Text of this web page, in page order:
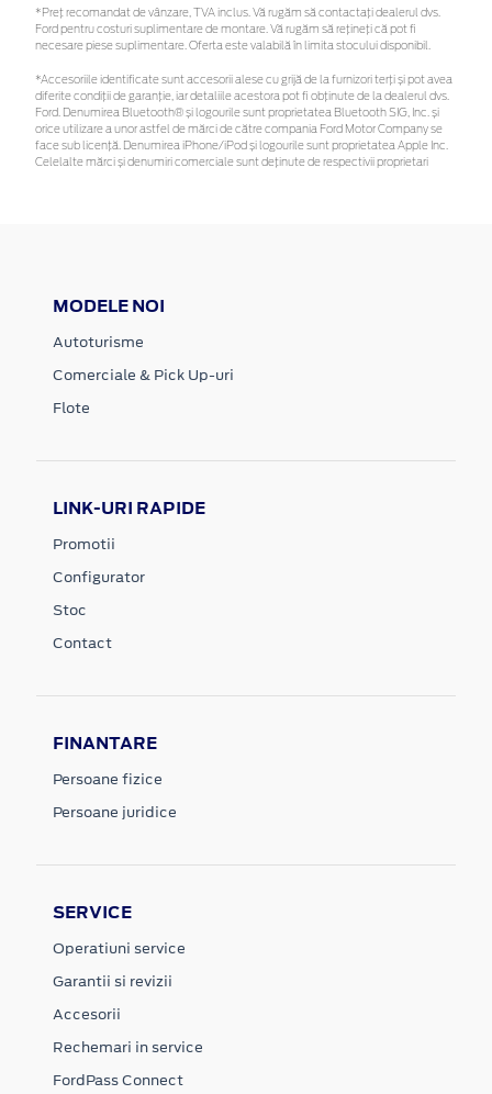
*Preţ recomandat de vânzare, TVA inclus. Vă rugăm să contactaţi dealerul dvs.
Ford pentru costuri suplimentare de montare. Vă rugăm să rețineți că pot fi
necesare piese suplimentare. Oferta este valabilă în limita stocului disponibil.
*Accesoriile identificate sunt accesorii alese cu grijă de la furnizori terți și pot avea
diferite condiții de garanție, iar detaliile acestora pot fi obținute de la dealerul dvs.
Ford. Denumirea Bluetooth® și logourile sunt proprietatea Bluetooth SIG, Inc. și
orice utilizare a unor astfel de mărci de către compania Ford Motor Company se
face sub licență. Denumirea iPhone/iPod și logourile sunt proprietatea Apple Inc.
Celelalte mărci și denumiri comerciale sunt deținute de respectivii proprietari
MODELE NOI
Autoturisme
Comerciale & Pick Up-uri
Flote
LINK-URI RAPIDE
Promotii
Configurator
Stoc
Contact
FINANTARE
Persoane fizice
Persoane juridice
SERVICE
Operatiuni service
Garantii si revizii
Accesorii
Rechemari in service
FordPass Connect